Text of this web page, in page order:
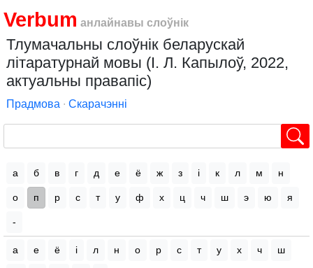
Verbum анлайнавы слоўнік
Тлумачальны слоўнік беларускай
літаратурнай мовы (І. Л. Капылоў, 2022,
актуальны правапіс)
Прадмова ∙ Скарачэнні
а б в г д е ё ж з і к л м н
о п р с т у ф х ц ч ш э ю я
-
а е ё і л н о р с т у х ч ш